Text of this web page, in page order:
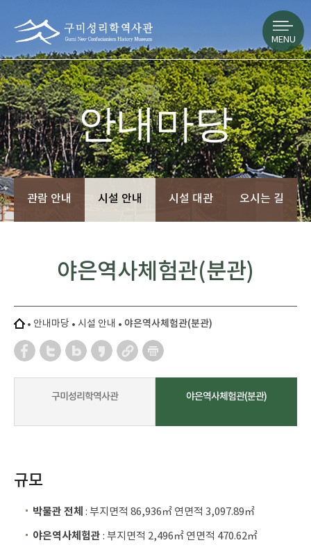
MENU
안내마당
관람 안내 시설 안내 시설 대관 오시는 길
안내마당 시설 안내 야은역사체험관(분관)
야은역사체험관(분관)
구미성리학역사관 야은역사체험관(분관)
규모
박물관 전체 : 부지면적 86,936㎡ 연면적 3,097.89㎡
야은역사체험관 : 부지면적 2,496㎡ 연면적 470.62㎡